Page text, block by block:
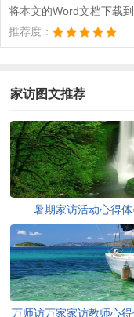
将本文的Word文档下载
推荐度：
家访图文推荐
暑期家访活动心得体
万师访万家家访教师心